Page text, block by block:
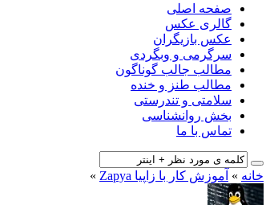
صفحه اصلی
گالری عکس
عکس بازیگران
سرگرمی و وبگردی
مطالب جالب گوناگون
مطالب طنز و خنده
سلامتی و تندرستی
بخش روانشناسی
تماس با ما
خانه » آموزش کار با زاپیا Zapya »